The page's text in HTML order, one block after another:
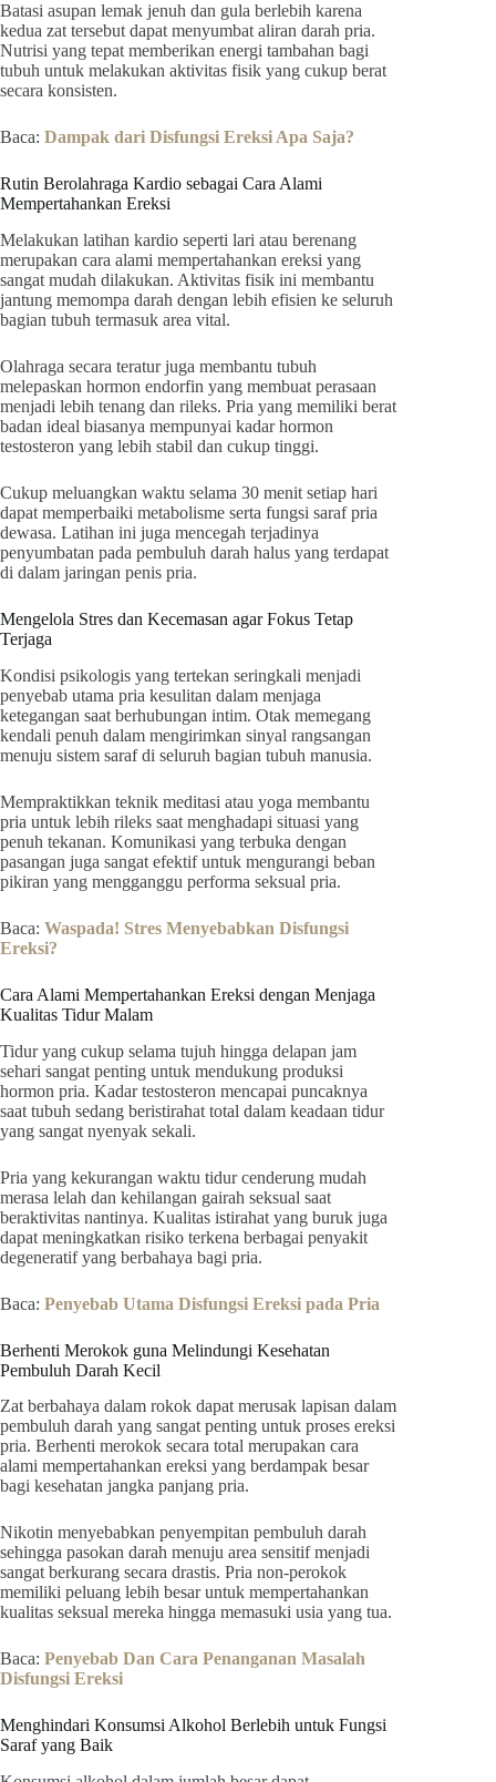
Batasi asupan lemak jenuh dan gula berlebih karena
kedua zat tersebut dapat menyumbat aliran darah pria.
Nutrisi yang tepat memberikan energi tambahan bagi
tubuh untuk melakukan aktivitas fisik yang cukup berat
secara konsisten.
Baca: Dampak dari Disfungsi Ereksi Apa Saja?
Rutin Berolahraga Kardio sebagai Cara Alami
Mempertahankan Ereksi
Melakukan latihan kardio seperti lari atau berenang
merupakan cara alami mempertahankan ereksi yang
sangat mudah dilakukan. Aktivitas fisik ini membantu
jantung memompa darah dengan lebih efisien ke seluruh
bagian tubuh termasuk area vital.
Olahraga secara teratur juga membantu tubuh
melepaskan hormon endorfin yang membuat perasaan
menjadi lebih tenang dan rileks. Pria yang memiliki berat
badan ideal biasanya mempunyai kadar hormon
testosteron yang lebih stabil dan cukup tinggi.
Cukup meluangkan waktu selama 30 menit setiap hari
dapat memperbaiki metabolisme serta fungsi saraf pria
dewasa. Latihan ini juga mencegah terjadinya
penyumbatan pada pembuluh darah halus yang terdapat
di dalam jaringan penis pria.
Mengelola Stres dan Kecemasan agar Fokus Tetap
Terjaga
Kondisi psikologis yang tertekan seringkali menjadi
penyebab utama pria kesulitan dalam menjaga
ketegangan saat berhubungan intim. Otak memegang
kendali penuh dalam mengirimkan sinyal rangsangan
menuju sistem saraf di seluruh bagian tubuh manusia.
Mempraktikkan teknik meditasi atau yoga membantu
pria untuk lebih rileks saat menghadapi situasi yang
penuh tekanan. Komunikasi yang terbuka dengan
pasangan juga sangat efektif untuk mengurangi beban
pikiran yang mengganggu performa seksual pria.
Baca: Waspada! Stres Menyebabkan Disfungsi
Ereksi?
Cara Alami Mempertahankan Ereksi dengan Menjaga
Kualitas Tidur Malam
Tidur yang cukup selama tujuh hingga delapan jam
sehari sangat penting untuk mendukung produksi
hormon pria. Kadar testosteron mencapai puncaknya
saat tubuh sedang beristirahat total dalam keadaan tidur
yang sangat nyenyak sekali.
Pria yang kekurangan waktu tidur cenderung mudah
merasa lelah dan kehilangan gairah seksual saat
beraktivitas nantinya. Kualitas istirahat yang buruk juga
dapat meningkatkan risiko terkena berbagai penyakit
degeneratif yang berbahaya bagi pria.
Baca: Penyebab Utama Disfungsi Ereksi pada Pria
Berhenti Merokok guna Melindungi Kesehatan
Pembuluh Darah Kecil
Zat berbahaya dalam rokok dapat merusak lapisan dalam
pembuluh darah yang sangat penting untuk proses ereksi
pria. Berhenti merokok secara total merupakan cara
alami mempertahankan ereksi yang berdampak besar
bagi kesehatan jangka panjang pria.
Nikotin menyebabkan penyempitan pembuluh darah
sehingga pasokan darah menuju area sensitif menjadi
sangat berkurang secara drastis. Pria non-perokok
memiliki peluang lebih besar untuk mempertahankan
kualitas seksual mereka hingga memasuki usia yang tua.
Baca: Penyebab Dan Cara Penanganan Masalah
Disfungsi Ereksi
Menghindari Konsumsi Alkohol Berlebih untuk Fungsi
Saraf yang Baik